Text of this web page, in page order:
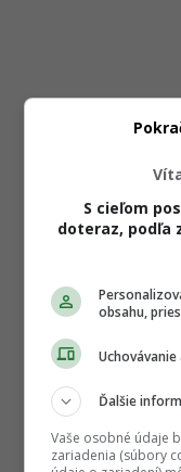
S cieľom
doteraz, podľa
obsahu,
Ďalšie
Vaše osobné údaje
zariadenia (súbory